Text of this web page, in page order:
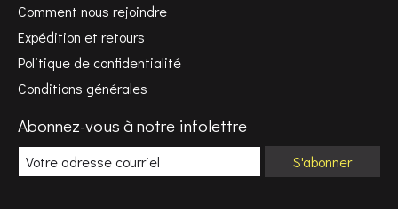
Comment nous rejoindre
Expédition et retours
Politique de confidentialité
Conditions générales
Abonnez-vous à notre infolettre
S'abonner